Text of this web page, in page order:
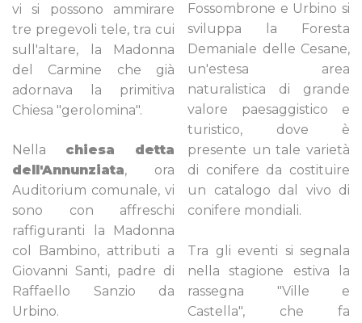
vi si possono ammirare
tre pregevoli tele, tra cui
sull'altare, la Madonna
del Carmine che già
adornava la primitiva
Chiesa "gerolomina".
Nella chiesa detta
dell'Annunziata, ora
Auditorium comunale, vi
sono con affreschi
raffiguranti la Madonna
col Bambino, attributi a
Giovanni Santi, padre di
Raffaello Sanzio da
Urbino.
Fossombrone e Urbino si
sviluppa la Foresta
Demaniale delle Cesane,
un'estesa area
naturalistica di grande
valore paesaggistico e
turistico, dove è
presente un tale varietà
di conifere da costituire
un catalogo dal vivo di
conifere mondiali.
Tra gli eventi si segnala
nella stagione estiva la
rassegna "Ville e
Castella", che fa